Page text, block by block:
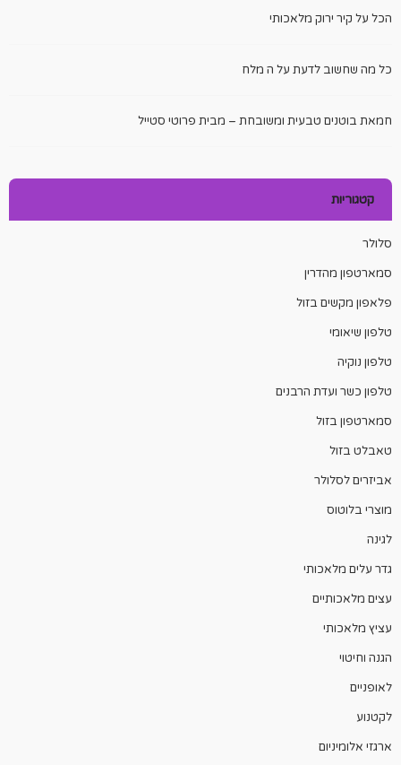
הכל על קיר ירוק מלאכותי
כל מה שחשוב לדעת על ה מלח
חמאת בוטנים טבעית ומשובחת – מבית פרוטי סטייל
קטגוריות
סלולר
סמארטפון מהדרין
פלאפון מקשים בזול
טלפון שיאומי
טלפון נוקיה
טלפון כשר ועדת הרבנים
סמארטפון בזול
טאבלט בזול
אביזרים לסלולר
מוצרי בלוטוס
לגינה
גדר עלים מלאכותי
עצים מלאכותיים
עציץ מלאכותי
הגנה וחיטוי
לאופניים
לקטנוע
ארגזי אלומיניום